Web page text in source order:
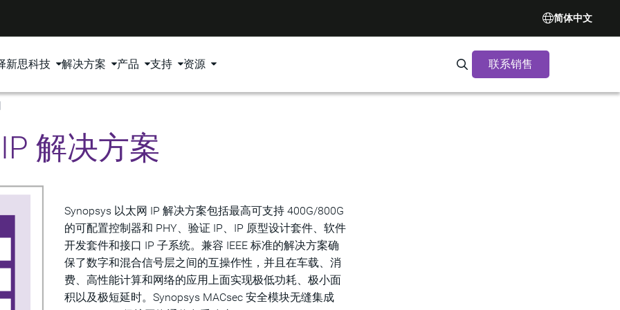
简体中文
新思科技 解决方案 产品 支持 资源 Search Synopsys.com
联系销售
解决方案
Synopsys 以太网 IP 解决方案包括最高可支持 400G/800G
的可配置控制器和 PHY、验证 IP、IP 原型设计套件、软件
开发套件和接口 IP 子系统。兼容 IEEE 标准的解决方案确
保了数字和混合信号层之间的互操作性，并且在车载、消
费、高性能计算和网络的应用上面实现极低功耗、极小面
积以及极短延时。Synopsys MACsec 安全模块无缝集成